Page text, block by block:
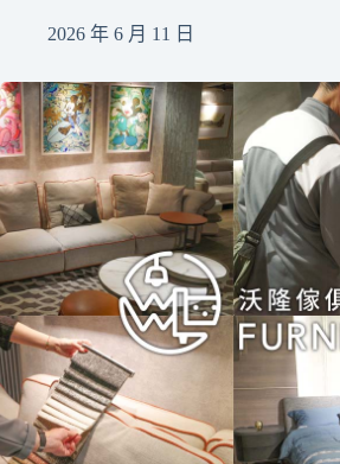
2026 年 6 月 11 日